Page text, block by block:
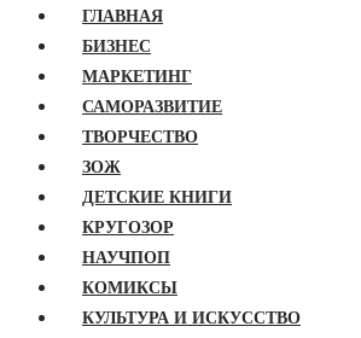
ГЛАВНАЯ
БИЗНЕС
МАРКЕТИНГ
САМОРАЗВИТИЕ
ТВОРЧЕСТВО
ЗОЖ
ДЕТСКИЕ КНИГИ
КРУГОЗОР
НАУЧПОП
КОМИКСЫ
КУЛЬТУРА И ИСКУССТВО